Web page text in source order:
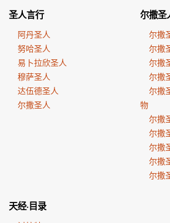
圣人言行
阿丹圣人
努哈圣人
易卜拉欣圣人
穆萨圣人
达伍德圣人
尔撒圣人
尔撒圣
尔撒
尔撒
尔撒
尔撒
尔撒
物
尔撒
尔撒
尔撒
尔撒
尔撒
天经·目录